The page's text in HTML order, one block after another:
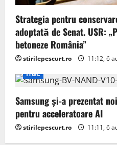
Strategia pentru
adoptată de Senat. USR:
betoneze România”
stirilepescurt.ro
11:12, 6
IT&C
Samsung și-a prezentat
pentru acceleratoare AI
stirilepescurt.ro 11:11, 6